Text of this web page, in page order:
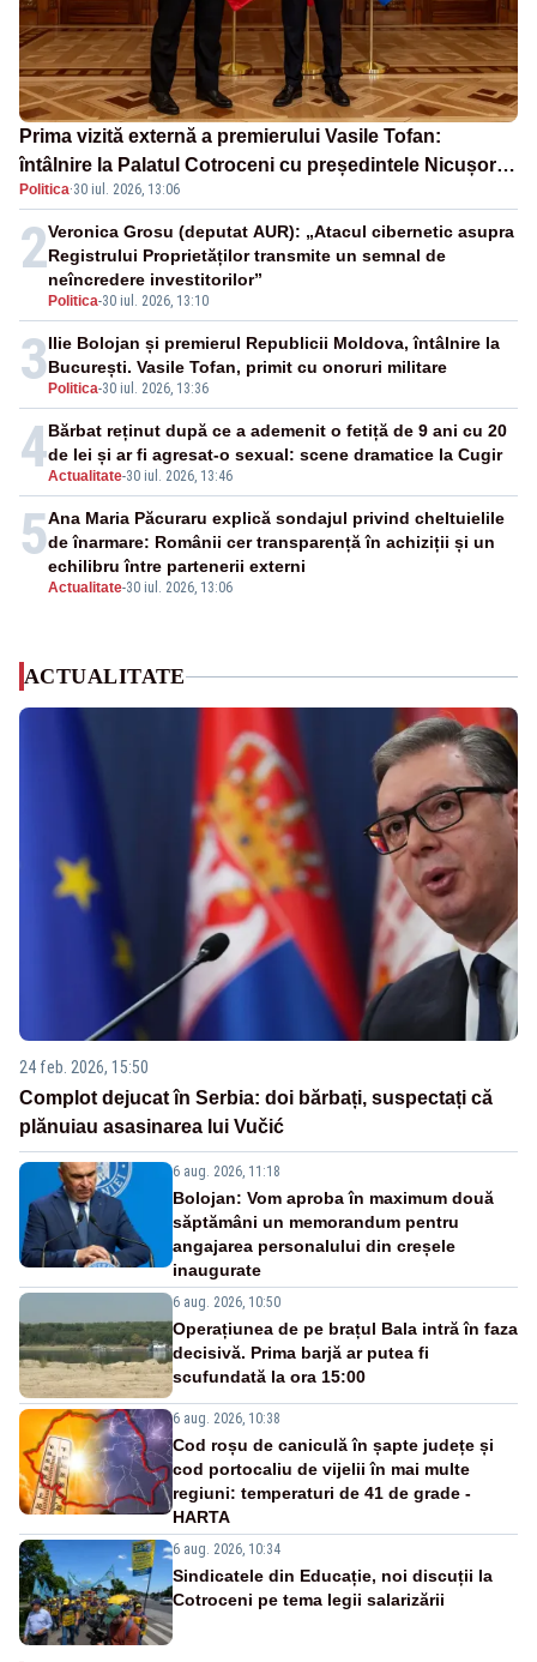
Prima vizită externă a premierului Vasile Tofan:
întâlnire la Palatul Cotroceni cu președintele Nicușor
Dan
Politica·30 iul. 2026, 13:06
2
Politica-30 iul. 2026, 13:10
Veronica Grosu (deputat AUR): „Atacul cibernetic asupra
Registrului Proprietăților transmite un semnal de
neîncredere investitorilor”
3 Politica-30 iul. 2026, 13:36
Ilie Bolojan și premierul Republicii Moldova, întâlnire la
București. Vasile Tofan, primit cu onoruri militare
4Actualitate-30 iul. 2026, 13:46
Bărbat reținut după ce a ademenit o fetiță de 9 ani cu 20
de lei și ar fi agresat-o sexual: scene dramatice la Cugir
5
Actualitate-30 iul. 2026, 13:06
Ana Maria Păcuraru explică sondajul privind cheltuielile
de înarmare: Românii cer transparență în achiziții și un
echilibru între partenerii externi
ACTUALITATE
24 feb. 2026, 15:50
Complot dejucat în Serbia: doi bărbați, suspectați că
plănuiau asasinarea lui Vučić
6 aug. 2026, 11:18
Bolojan: Vom aproba în maximum două
săptămâni un memorandum pentru
angajarea personalului din creșele
inaugurate
6 aug. 2026, 10:50
Operațiunea de pe brațul Bala intră în faza
decisivă. Prima barjă ar putea fi
scufundată la ora 15:00
6 aug. 2026, 10:38
Cod roșu de caniculă în șapte județe și
cod portocaliu de vijelii în mai multe
regiuni: temperaturi de 41 de grade -
HARTA
6 aug. 2026, 10:34
Sindicatele din Educație, noi discuții la
Cotroceni pe tema legii salarizării